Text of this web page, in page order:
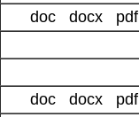
doc docx pdf
doc docx
pdf